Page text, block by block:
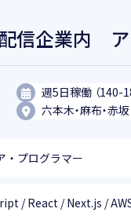
配信企業内
週5日稼働 （140-
六本木・麻布・赤坂
・プログラマー
/ React / Next.js /